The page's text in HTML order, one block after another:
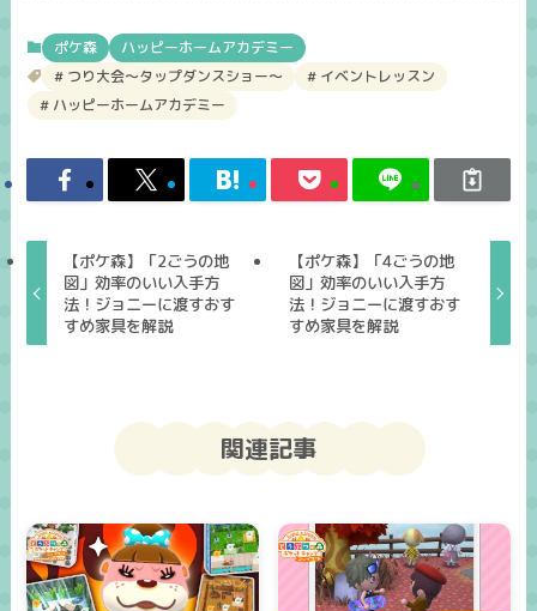
ポケ森
ハッピーホームアカデミー
つり大会～タップダンスショー～
イベントレッスン
ハッピーホームアカデミー
【ポケ森】「2ごうの地
図」効率のいい入手方
法！ジョニーに渡すおす
すめ家具を解説
【ポケ森】「4ごうの地
図」効率のいい入手方
法！ジョニーに渡すおす
すめ家具を解説
関連記事